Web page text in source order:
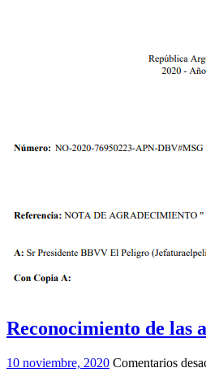
Reconocimiento de las
10 noviembre, 2020 Comentarios